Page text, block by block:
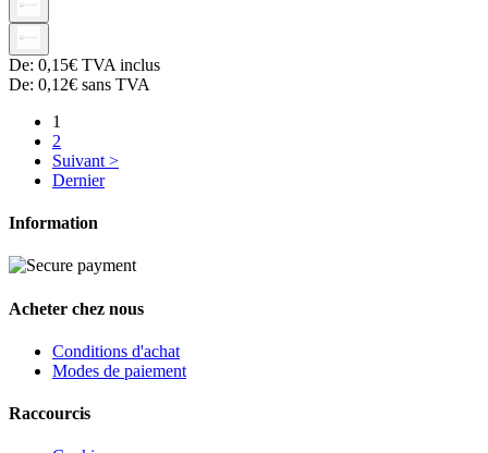
De: 0,15€ TVA inclus
De: 0,12€ sans TVA
1
2
Suivant >
Dernier
Information
Acheter chez nous
Conditions d'achat
Modes de paiement
Raccourcis